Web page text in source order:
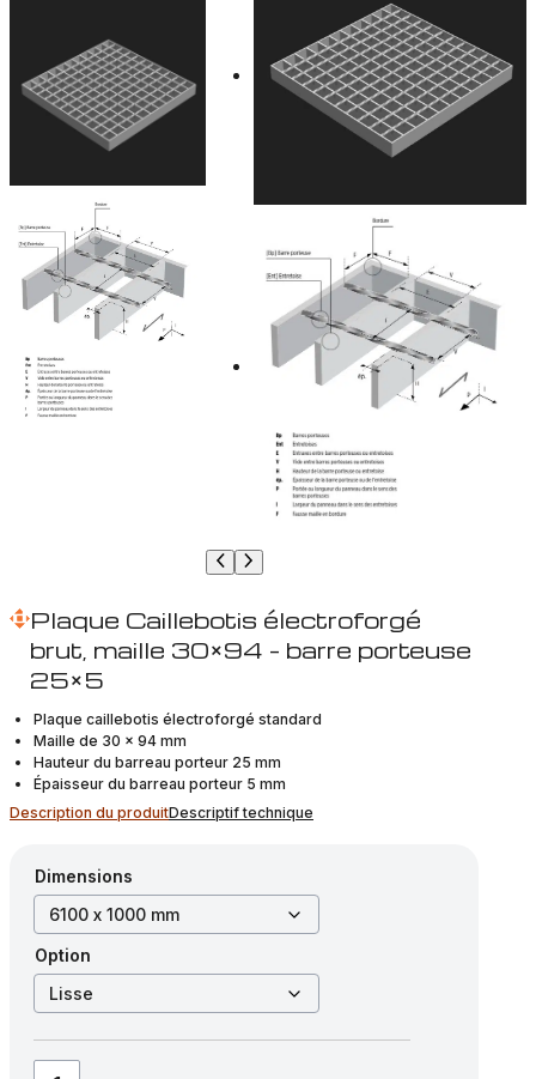
Plaque Caillebotis électroforgé
brut, maille 30×94 – barre porteuse
25×5
Plaque caillebotis électroforgé standard
Maille de 30 x 94 mm
Hauteur du barreau porteur 25 mm
Épaisseur du barreau porteur 5 mm
Description du produitDescriptif technique
Dimensions
Option